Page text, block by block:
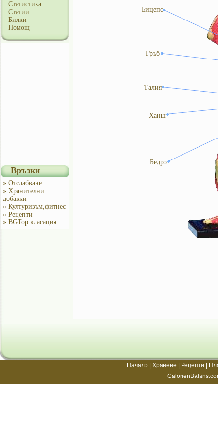
Статистика
Статии
Билки
Помощ
Връзки
» Отслабване
» Хранителни
добавки
» Културизъм,фитнес
» Рецепти
» BGTop класация
Гръб
Бицепс
Талия
Ханш
Бедро
Начало| Хранене Рецепти